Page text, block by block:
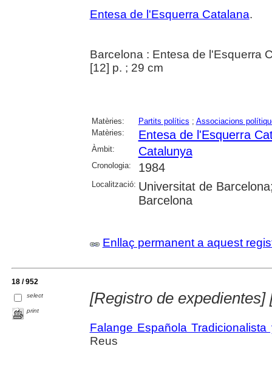
Entesa de l'Esquerra Catalana.
Barcelona : Entesa de l'Esquerra
[12] p. ; 29 cm
Matèries: Partits polítics ; Associacions
Matèries:
Entesa de l'Esquerra
Àmbit: Catalunya
Cronologia: 1984
Localització: Universitat de
Barcelona
Enllaç permanent a aquest
18 / 952
select
print
[Registro de expedientes]
Falange Española
Reus